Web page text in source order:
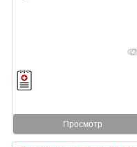
Просмотр